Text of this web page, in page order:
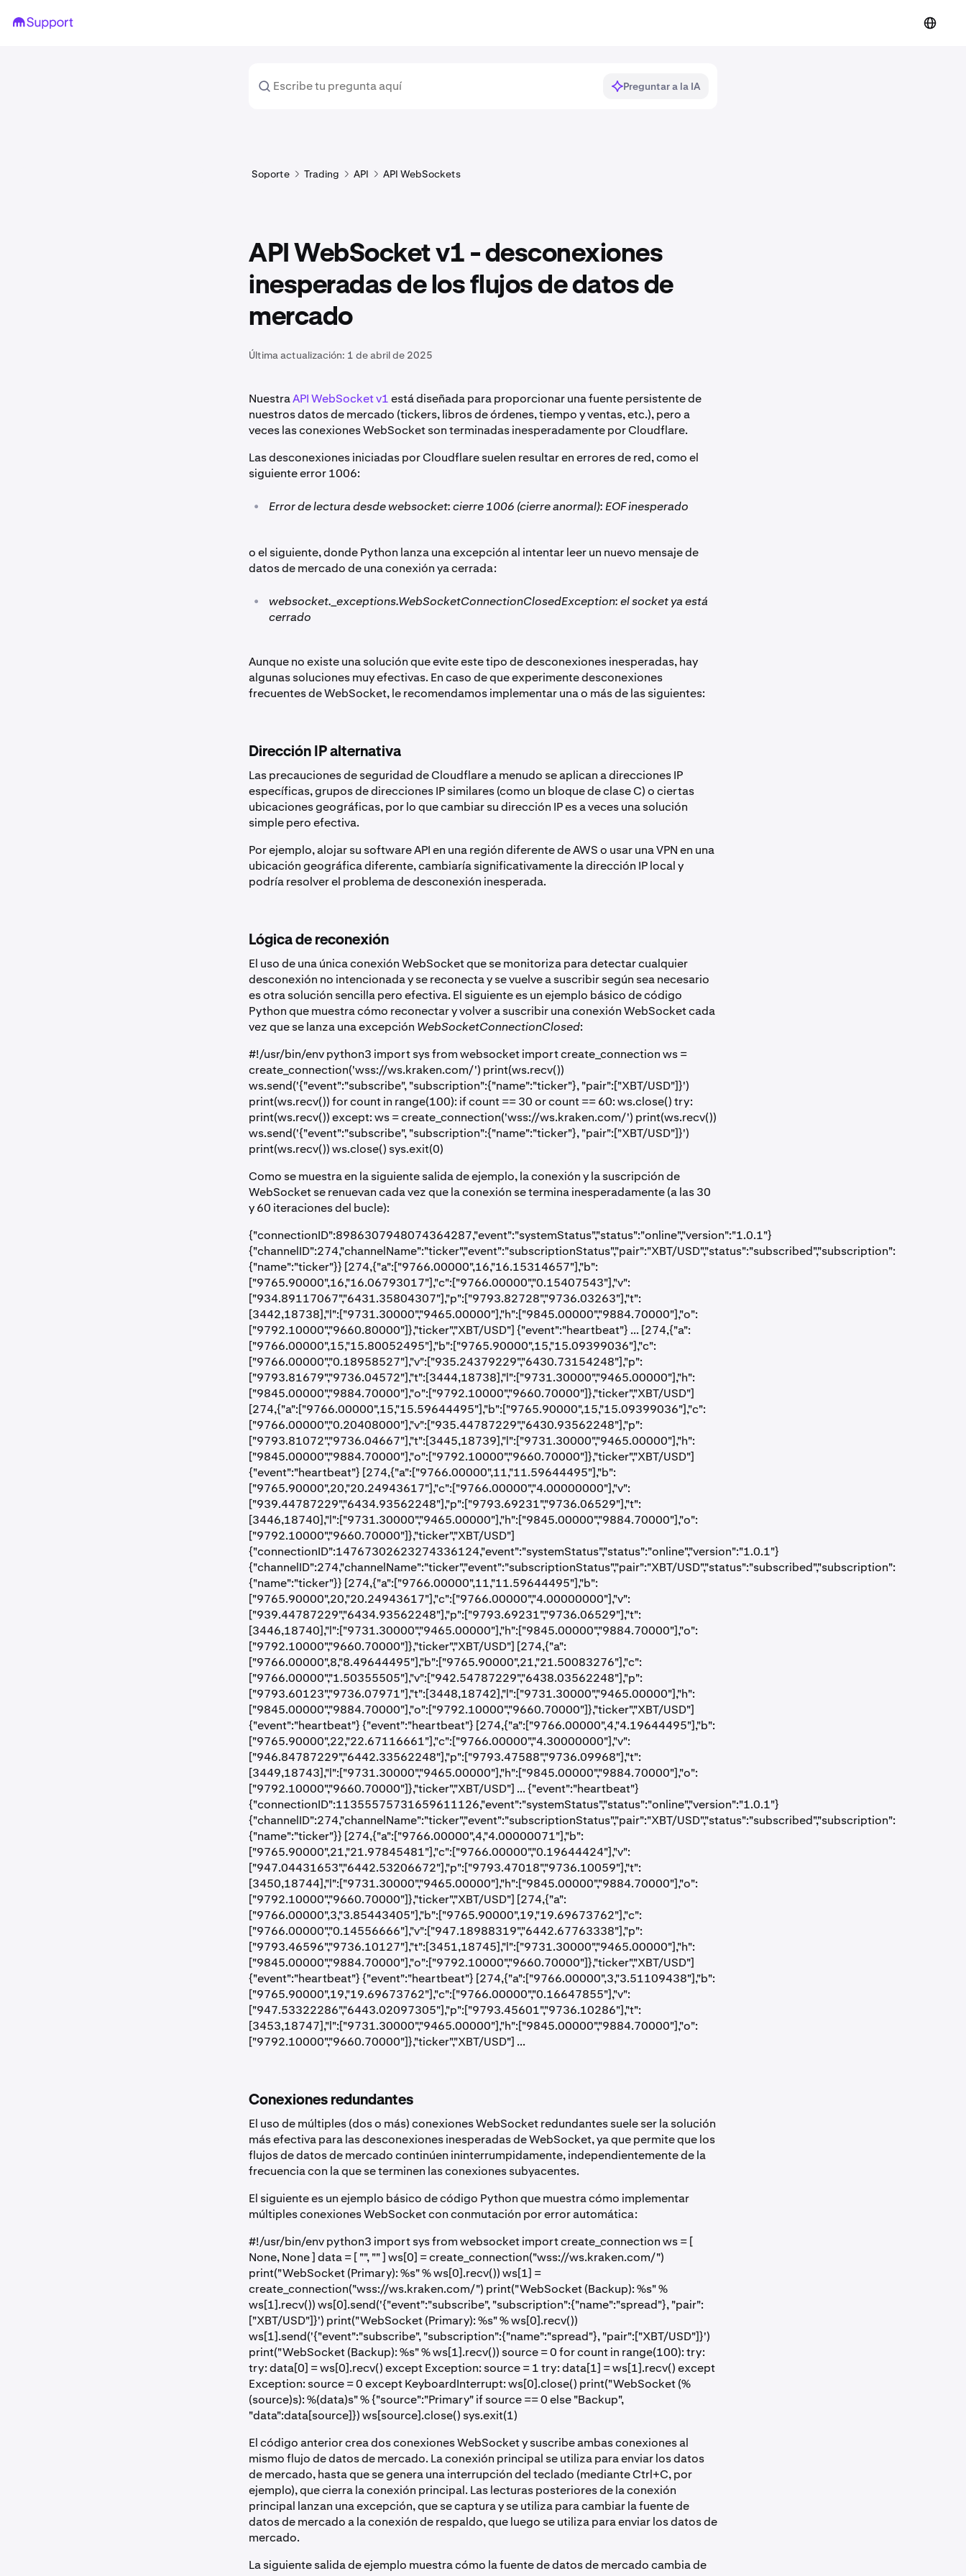
Preguntar a la IA
Soporte Trading API API WebSockets
API WebSocket v1 - desconexiones
inesperadas de los flujos de datos de
mercado
Última actualización: 1 de abril de 2025
NuestraAPI WebSocket v1está diseñada para proporcionar una fuente persistente de
nuestros datos de mercado (tickers, libros de órdenes, tiempo y ventas, etc.), pero a
veces las conexiones WebSocket son terminadas inesperadamente por Cloudflare.
Las desconexiones iniciadas por Cloudflare suelen resultar en errores de red, como el
siguiente error 1006:
• Error de lectura desde websocket: cierre 1006 (cierre anormal): EOF inesperado
o el siguiente, donde Python lanza una excepción al intentar leer un nuevo mensaje de
datos de mercado de una conexión ya cerrada:
•
websocket._exceptions.WebSocketConnectionClosedException: el socket ya está
cerrado
Aunque no existe una solución que evite este tipo de desconexiones inesperadas, hay
algunas soluciones muy efectivas. En caso de que experimente desconexiones
frecuentes de WebSocket, le recomendamos implementar una o más de las siguientes:
Dirección IP alternativa
Las precauciones de seguridad de Cloudflare a menudo se aplican a direcciones IP
específicas, grupos de direcciones IP similares (como un bloque de clase C) o ciertas
ubicaciones geográficas, por lo que cambiar su dirección IP es a veces una solución
simple pero efectiva.
Por ejemplo, alojar su software API en una región diferente de AWS o usar una VPN en una
ubicación geográfica diferente, cambiaría significativamente la dirección IP local y
podría resolver el problema de desconexión inesperada.
Lógica de reconexión
El uso de una única conexión WebSocket que se monitoriza para detectar cualquier
desconexión no intencionada y se reconecta y se vuelve a suscribir según sea necesario
es otra solución sencilla pero efectiva. El siguiente es un ejemplo básico de código
Python que muestra cómo reconectar y volver a suscribir una conexión WebSocket cada
vez que se lanza una excepción WebSocketConnectionClosed:
#!/usr/bin/env python3 import sys from websocket import create_connection ws =
create_connection('wss://ws.kraken.com/') print(ws.recv())
ws.send('{"event":"subscribe", "subscription":{"name":"ticker"}, "pair":["XBT/USD"]}')
print(ws.recv()) for count in range(100): if count == 30 or count == 60: ws.close() try:
print(ws.recv()) except: ws = create_connection('wss://ws.kraken.com/') print(ws.recv())
ws.send('{"event":"subscribe", "subscription":{"name":"ticker"}, "pair":["XBT/USD"]}')
print(ws.recv()) ws.close() sys.exit(0)
Como se muestra en la siguiente salida de ejemplo, la conexión y la suscripción de
WebSocket se renuevan cada vez que la conexión se termina inesperadamente (a las 30
y 60 iteraciones del bucle):
{"connectionID":8986307948074364287,"event":"systemStatus","status":"online","version":"1.0.1"}
{"channelID":274,"channelName":"ticker","event":"subscriptionStatus","pair":"XBT/USD","status":"subscribed","subscription":
{"name":"ticker"}} [274,{"a":["9766.00000",16,"16.15314657"],"b":
["9765.90000",16,"16.06793017"],"c":["9766.00000","0.15407543"],"v":
["934.89117067","6431.35804307"],"p":["9793.82728","9736.03263"],"t":
[3442,18738],"l":["9731.30000","9465.00000"],"h":["9845.00000","9884.70000"],"o":
["9792.10000","9660.80000"]},"ticker","XBT/USD"] {"event":"heartbeat"} ... [274,{"a":
["9766.00000",15,"15.80052495"],"b":["9765.90000",15,"15.09399036"],"c":
["9766.00000","0.18958527"],"v":["935.24379229","6430.73154248"],"p":
["9793.81679","9736.04572"],"t":[3444,18738],"l":["9731.30000","9465.00000"],"h":
["9845.00000","9884.70000"],"o":["9792.10000","9660.70000"]},"ticker","XBT/USD"]
[274,{"a":["9766.00000",15,"15.59644495"],"b":["9765.90000",15,"15.09399036"],"c":
["9766.00000","0.20408000"],"v":["935.44787229","6430.93562248"],"p":
["9793.81072","9736.04667"],"t":[3445,18739],"l":["9731.30000","9465.00000"],"h":
["9845.00000","9884.70000"],"o":["9792.10000","9660.70000"]},"ticker","XBT/USD"]
{"event":"heartbeat"} [274,{"a":["9766.00000",11,"11.59644495"],"b":
["9765.90000",20,"20.24943617"],"c":["9766.00000","4.00000000"],"v":
["939.44787229","6434.93562248"],"p":["9793.69231","9736.06529"],"t":
[3446,18740],"l":["9731.30000","9465.00000"],"h":["9845.00000","9884.70000"],"o":
["9792.10000","9660.70000"]},"ticker","XBT/USD"]
{"connectionID":14767302623274336124,"event":"systemStatus","status":"online","version":"1.0.1"}
{"channelID":274,"channelName":"ticker","event":"subscriptionStatus","pair":"XBT/USD","status":"subscribed","subscription":
{"name":"ticker"}} [274,{"a":["9766.00000",11,"11.59644495"],"b":
["9765.90000",20,"20.24943617"],"c":["9766.00000","4.00000000"],"v":
["939.44787229","6434.93562248"],"p":["9793.69231","9736.06529"],"t":
[3446,18740],"l":["9731.30000","9465.00000"],"h":["9845.00000","9884.70000"],"o":
["9792.10000","9660.70000"]},"ticker","XBT/USD"] [274,{"a":
["9766.00000",8,"8.49644495"],"b":["9765.90000",21,"21.50083276"],"c":
["9766.00000","1.50355505"],"v":["942.54787229","6438.03562248"],"p":
["9793.60123","9736.07971"],"t":[3448,18742],"l":["9731.30000","9465.00000"],"h":
["9845.00000","9884.70000"],"o":["9792.10000","9660.70000"]},"ticker","XBT/USD"]
{"event":"heartbeat"} {"event":"heartbeat"} [274,{"a":["9766.00000",4,"4.19644495"],"b":
["9765.90000",22,"22.67116661"],"c":["9766.00000","4.30000000"],"v":
["946.84787229","6442.33562248"],"p":["9793.47588","9736.09968"],"t":
[3449,18743],"l":["9731.30000","9465.00000"],"h":["9845.00000","9884.70000"],"o":
["9792.10000","9660.70000"]},"ticker","XBT/USD"] ... {"event":"heartbeat"}
{"connectionID":11355575731659611126,"event":"systemStatus","status":"online","version":"1.0.1"}
{"channelID":274,"channelName":"ticker","event":"subscriptionStatus","pair":"XBT/USD","status":"subscribed","subscription":
{"name":"ticker"}} [274,{"a":["9766.00000",4,"4.00000071"],"b":
["9765.90000",21,"21.97845481"],"c":["9766.00000","0.19644424"],"v":
["947.04431653","6442.53206672"],"p":["9793.47018","9736.10059"],"t":
[3450,18744],"l":["9731.30000","9465.00000"],"h":["9845.00000","9884.70000"],"o":
["9792.10000","9660.70000"]},"ticker","XBT/USD"] [274,{"a":
["9766.00000",3,"3.85443405"],"b":["9765.90000",19,"19.69673762"],"c":
["9766.00000","0.14556666"],"v":["947.18988319","6442.67763338"],"p":
["9793.46596","9736.10127"],"t":[3451,18745],"l":["9731.30000","9465.00000"],"h":
["9845.00000","9884.70000"],"o":["9792.10000","9660.70000"]},"ticker","XBT/USD"]
{"event":"heartbeat"} {"event":"heartbeat"} [274,{"a":["9766.00000",3,"3.51109438"],"b":
["9765.90000",19,"19.69673762"],"c":["9766.00000","0.16647855"],"v":
["947.53322286","6443.02097305"],"p":["9793.45601","9736.10286"],"t":
[3453,18747],"l":["9731.30000","9465.00000"],"h":["9845.00000","9884.70000"],"o":
["9792.10000","9660.70000"]},"ticker","XBT/USD"] ...
Conexiones redundantes
El uso de múltiples (dos o más) conexiones WebSocket redundantes suele ser la solución
más efectiva para las desconexiones inesperadas de WebSocket, ya que permite que los
flujos de datos de mercado continúen ininterrumpidamente, independientemente de la
frecuencia con la que se terminen las conexiones subyacentes.
El siguiente es un ejemplo básico de código Python que muestra cómo implementar
múltiples conexiones WebSocket con conmutación por error automática:
#!/usr/bin/env python3 import sys from websocket import create_connection ws = [
None, None ] data = [ "", "" ] ws[0] = create_connection("wss://ws.kraken.com/")
print("WebSocket (Primary): %s" % ws[0].recv()) ws[1] =
create_connection("wss://ws.kraken.com/") print("WebSocket (Backup): %s" %
ws[1].recv()) ws[0].send('{"event":"subscribe", "subscription":{"name":"spread"}, "pair":
["XBT/USD"]}') print("WebSocket (Primary): %s" % ws[0].recv())
ws[1].send('{"event":"subscribe", "subscription":{"name":"spread"}, "pair":["XBT/USD"]}')
print("WebSocket (Backup): %s" % ws[1].recv()) source = 0 for count in range(100): try:
try: data[0] = ws[0].recv() except Exception: source = 1 try: data[1] = ws[1].recv() except
Exception: source = 0 except KeyboardInterrupt: ws[0].close() print("WebSocket (%
(source)s): %(data)s" % {"source":"Primary" if source == 0 else "Backup",
"data":data[source]}) ws[source].close() sys.exit(1)
El código anterior crea dos conexiones WebSocket y suscribe ambas conexiones al
mismo flujo de datos de mercado. La conexión principal se utiliza para enviar los datos
de mercado, hasta que se genera una interrupción del teclado (mediante Ctrl+C, por
ejemplo), que cierra la conexión principal. Las lecturas posteriores de la conexión
principal lanzan una excepción, que se captura y se utiliza para cambiar la fuente de
datos de mercado a la conexión de respaldo, que luego se utiliza para enviar los datos de
mercado.
La siguiente salida de ejemplo muestra cómo la fuente de datos de mercado cambia de